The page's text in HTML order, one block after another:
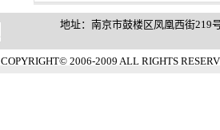
地址：南京市鼓楼区凤凰西街219
COPYRIGHT© 2006-2009 ALL RIGHTS